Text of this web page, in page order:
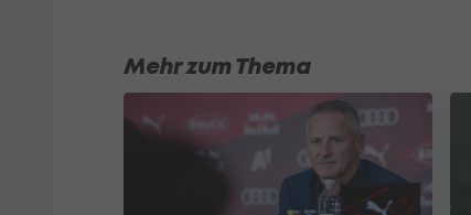
Mehr zum Thema